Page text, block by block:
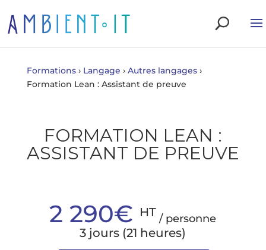
Formations › Langage › Autres langages ›
Formation Lean : Assistant de preuve
FORMATION LEAN :
ASSISTANT DE PREUVE
2 290€ HT / personne
3 jours (21 heures)